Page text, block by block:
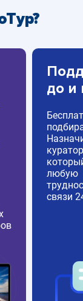
до и
любую
связи